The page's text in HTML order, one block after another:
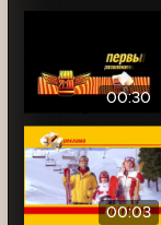
00:30
00:03